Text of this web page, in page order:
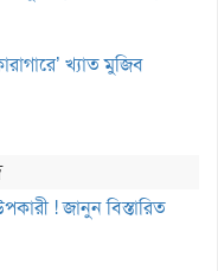
খ্যাত মুজিব
! জানুন বিস্তারিত